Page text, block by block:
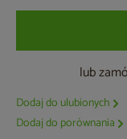
lub
Dodaj do ulubionych
Dodaj do porównania